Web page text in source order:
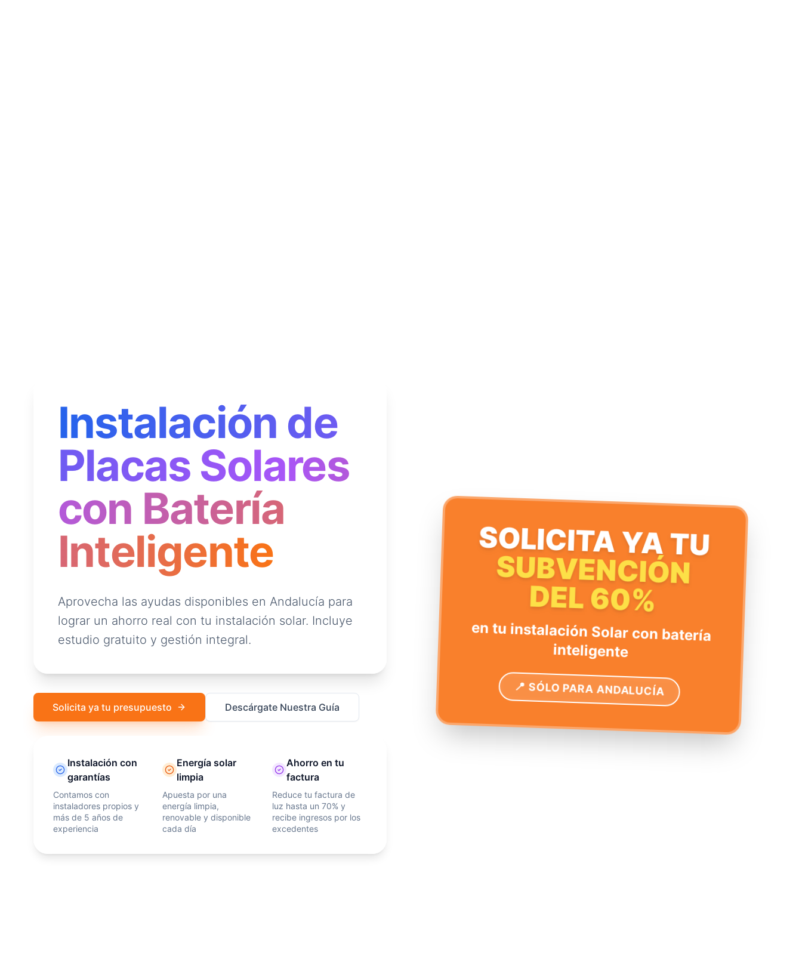
Instalación de
Placas Solares
con Batería
Inteligente
Aprovecha las ayudas disponibles en Andalucía para
lograr un ahorro real con tu instalación solar. Incluye
estudio gratuito y gestión integral.
Solicita ya tu presupuesto Descárgate Nuestra Guía
Instalación con
garantías
Contamos con
instaladores propios y
más de 5 años de
experiencia
Energía solar
limpia
Apuesta por una
energía limpia,
renovable y disponible
cada día
Ahorro en tu
factura
Reduce tu factura de
luz hasta un 70% y
recibe ingresos por los
excedentes
SOLICITA YA TU
SUBVENCIÓN
DEL 60%
en tu instalación Solar con batería
inteligente
📍 SÓLO PARA ANDALUCÍA